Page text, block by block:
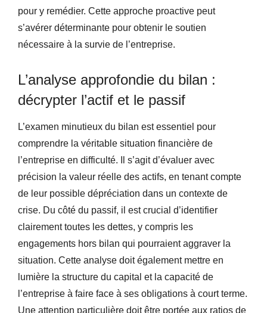
pour y remédier. Cette approche proactive peut
s’avérer déterminante pour obtenir le soutien
nécessaire à la survie de l’entreprise.
L’analyse approfondie du bilan :
décrypter l’actif et le passif
L’examen minutieux du bilan est essentiel pour
comprendre la véritable situation financière de
l’entreprise en difficulté. Il s’agit d’évaluer avec
précision la valeur réelle des actifs, en tenant compte
de leur possible dépréciation dans un contexte de
crise. Du côté du passif, il est crucial d’identifier
clairement toutes les dettes, y compris les
engagements hors bilan qui pourraient aggraver la
situation. Cette analyse doit également mettre en
lumière la structure du capital et la capacité de
l’entreprise à faire face à ses obligations à court terme.
Une attention particulière doit être portée aux ratios de